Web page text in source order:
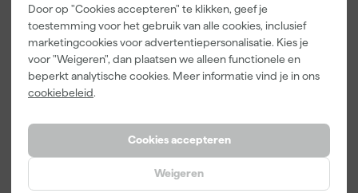
Door op "Cookies accepteren" te klikken, geef je
toestemming voor het gebruik van alle cookies, inclusief
marketingcookies voor advertentiepersonalisatie. Kies je
voor "Weigeren", dan plaatsen we alleen functionele en
beperkt analytische cookies. Meer informatie vind je in ons
cookiebeleid.
Cookies accepteren
Weigeren
Paintura
Kassakorting Onze Top 10